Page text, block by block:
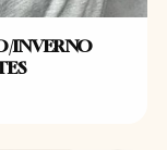
INVERNO